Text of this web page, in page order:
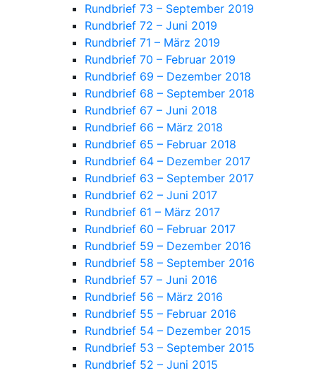
Rundbrief 73 – September 2019
Rundbrief 72 – Juni 2019
Rundbrief 71 – März 2019
Rundbrief 70 – Februar 2019
Rundbrief 69 – Dezember 2018
Rundbrief 68 – September 2018
Rundbrief 67 – Juni 2018
Rundbrief 66 – März 2018
Rundbrief 65 – Februar 2018
Rundbrief 64 – Dezember 2017
Rundbrief 63 – September 2017
Rundbrief 62 – Juni 2017
Rundbrief 61 – März 2017
Rundbrief 60 – Februar 2017
Rundbrief 59 – Dezember 2016
Rundbrief 58 – September 2016
Rundbrief 57 – Juni 2016
Rundbrief 56 – März 2016
Rundbrief 55 – Februar 2016
Rundbrief 54 – Dezember 2015
Rundbrief 53 – September 2015
Rundbrief 52 – Juni 2015